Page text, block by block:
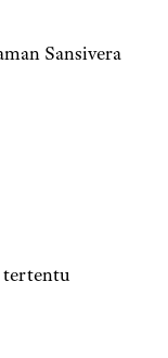
Sansivera
tertentu